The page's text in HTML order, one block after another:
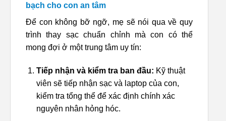
bạch cho con an tâm
Để con không bỡ ngỡ, mẹ sẽ nói qua về quy
trình thay sạc chuẩn chỉnh mà con có thể
mong đợi ở một trung tâm uy tín:
Tiếp nhận và kiểm tra ban đầu: Kỹ thuật
viên sẽ tiếp nhận sạc và laptop của con,
kiểm tra tổng thể để xác định chính xác
nguyên nhân hỏng hóc.